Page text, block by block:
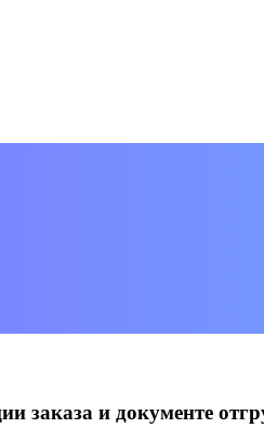
заказа и документе